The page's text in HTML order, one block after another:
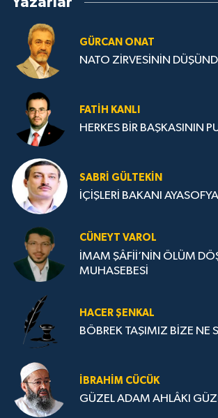
GÜRCAN ONAT
NATO ZİRVESİNİN
FATIH KANLI
HERKES BİR BAŞKASININ
SABRI GÜLTEKIN
İÇİŞLERİ BAKANI
CÜNEYT VAROL
İMAM ŞÂFİİ’NİN ÖLÜM
MUHASEBESİ
HACER ŞENKAL
BÖBREK TAŞIMIZ BİZE NE
İBRAHIM CÜCÜK
GÜZEL ADAM AHLÂKI